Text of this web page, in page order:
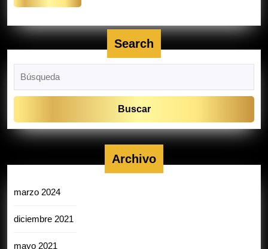
Más
Search
Archivo
marzo 2024
diciembre 2021
mayo 2021